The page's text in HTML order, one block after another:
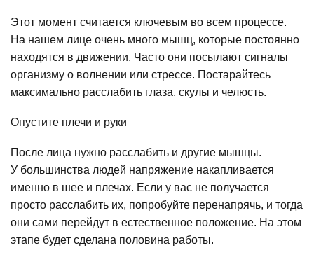
Этот момент считается ключевым во всем процессе.
На нашем лице очень много мышц, которые постоянно
находятся в движении. Часто они посылают сигналы
организму о волнении или стрессе. Постарайтесь
максимально расслабить глаза, скулы и челюсть.
Опустите плечи и руки
После лица нужно расслабить и другие мышцы.
У большинства людей напряжение накапливается
именно в шее и плечах. Если у вас не получается
просто расслабить их, попробуйте перенапрячь, и тогда
они сами перейдут в естественное положение. На этом
этапе будет сделана половина работы.